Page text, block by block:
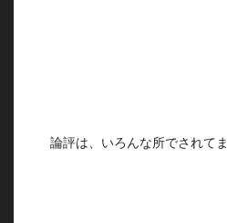
論評は、いろんな所でされてま